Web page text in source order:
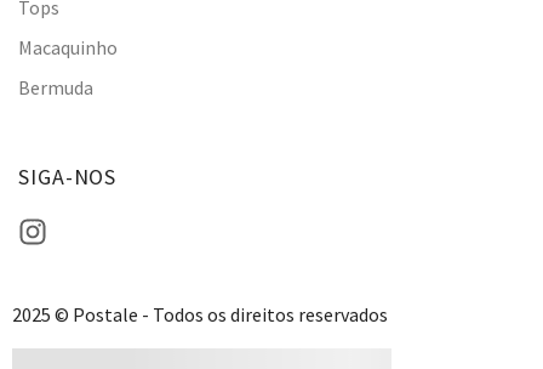
Tops
Macaquinho
Bermuda
SIGA-NOS
2025 © Postale - Todos os direitos reservados